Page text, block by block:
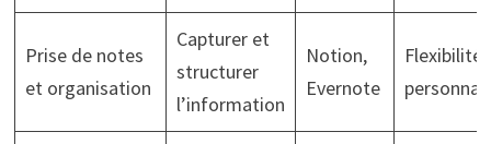
Prise de notes
et organisation
Capturer et
structurer
l’information
Notion,
Evernote
Flexibilité